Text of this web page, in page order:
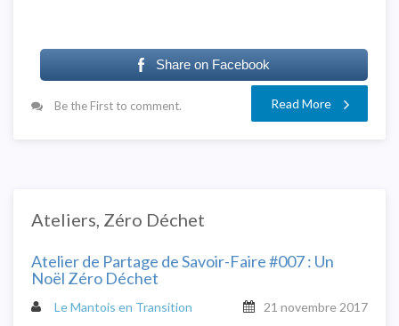
Share on Facebook
Be the First to comment. Read More
Ateliers Zéro Déchet
Atelier de Partage de Savoir-Faire #007 : Un
Noël Zéro Déchet
Le Mantois en Transition 21 novembre 2017